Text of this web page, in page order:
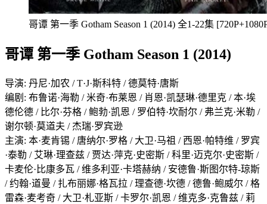
哥谭 第一季 Gotham Season 1 (2014) 全1-22集
哥谭 第一季 Gotham Season 1 (2014)
导演: 丹尼·加农 / T·J·斯科特 / 德莫特·唐斯
编剧: 布鲁诺·海勒 / 米奇·布莱恩 / 肖恩·凯瑟琳·德里克 / 本·埃
德伦德 / 比尔·芬格 / 鲍勃·凯恩 / 罗伯特·坎耐尔 / 弗兰克·米勒 /
谢尔顿·莫道夫 / 杰瑞·罗宾逊
主演: 本·麦肯锡 / 唐纳尔·罗格 / 大卫·马祖 / 西恩·帕特维 / 罗宾
·泰勒 / 艾琳·理查兹 / 贾达·萍克·史密斯 / 科里·迈克尔·史密斯 /
卡麦伦·比康多瓦 / 维多利亚·卡塔赫纳 / 安德鲁·斯图尔特-琼斯
/ 约翰·道曼 / 扎布丽娜·格瓦拉 / 理查德·坎德 / 德鲁·鲍威尔 / 格
雷森·麦考奇 / 大卫·札亚斯 / 卡罗尔·凯恩 / 维克多·克鲁兹 / 莉